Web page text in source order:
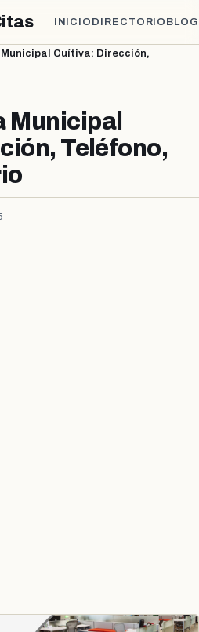
INICIO DIRECTORIO BLOG
Cuítiva: Dirección,
Municipal
Teléfono,